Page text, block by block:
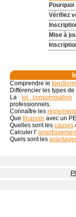
Vérifiez
Mise à
Comprendre le
Différencier les types de
La
loi consommation
professionnels.
Connaître les
Que financer avec un
Quelles sont les causes
Calculer l'
Quels sont les